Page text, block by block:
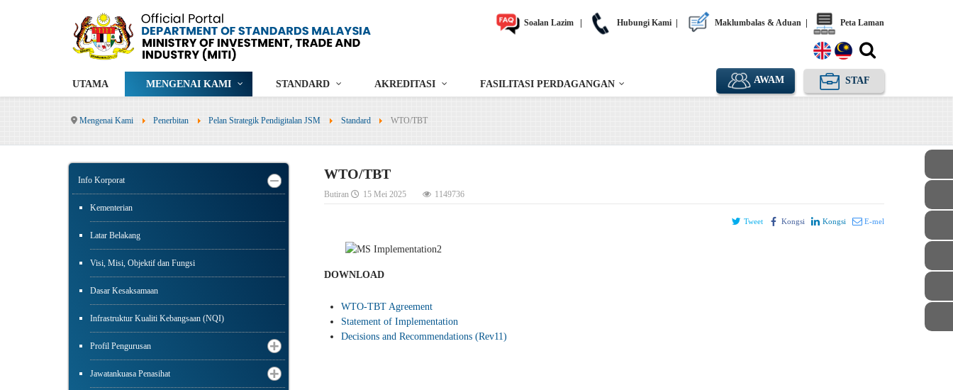
Soalan Lazim Hubungi Kami Maklumbalas & Aduan Peta Laman
UTAMA MENGENAI KAMI STANDARD AKREDITASI FASILITASI PERDAGANGAN AWAM STAF
Mengenai Kami Penerbitan Pelan Strategik Pendigitalan JSM Standard WTO/TBT
Info Korporat
Kementerian
Latar Belakang
Visi, Misi, Objektif dan Fungsi
Dasar Kesaksamaan
Infrastruktur Kualiti Kebangsaan (NQI)
Profil Pengurusan
Jawatankuasa Penasihat
WTO/TBT
Butiran 15 Mei 2025 1149736
Tweet Kongsi Kongsi E-mel
DOWNLOAD
WTO-TBT Agreement
Statement of Implementation
Decisions and Recommendations (Rev11)